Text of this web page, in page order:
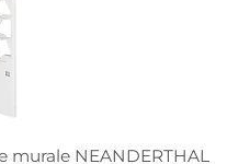
murale NEANDERTHAL